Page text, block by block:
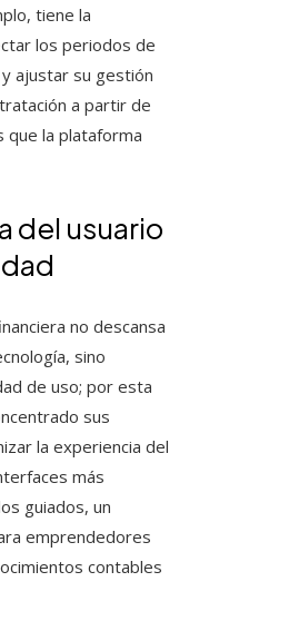
tiene la
los periodos de
ajustar su gestión
a partir de
que la plataforma
del usuario
no descansa
sino
de uso; por esta
sus
la experiencia del
más
guiados, un
emprendedores
contables